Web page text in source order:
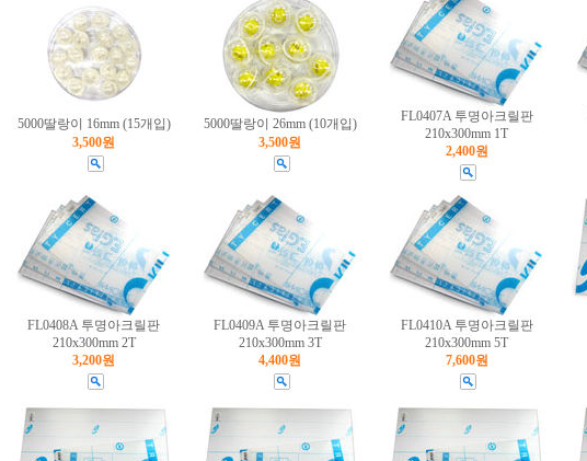
5000딸랑이 16mm (15개입)
3,500원
5000딸랑이 26mm (10개입)
3,500원
FL0407A 투명아크릴판
210x300mm 1T
2,400원
FL0408A 투명아크릴판
210x300mm 2T
3,200원
FL0409A 투명아크릴판
210x300mm 3T
4,400원
FL0410A 투명아크릴판
210x300mm 5T
7,600원